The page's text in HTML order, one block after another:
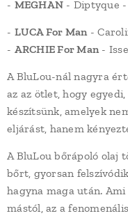
- MEGHAN - Diptyque
- LUCA For Man-
- ARCHIE For Man-
A BluLou-nál nagyra
az az ötlet, hogy
készítsünk, amelyek
eljárást, hanem
A BluLou bőrápoló olaj
bőrt, gyorsan
hagyna maga után.
mástól, az a